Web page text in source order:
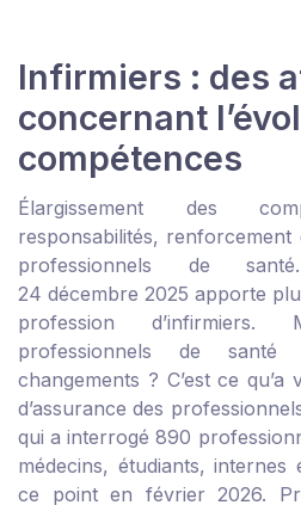
Infirmiers : des
concernant
compétences
Élargissement des
responsabilités,
professionnels de
24 décembre 2025 apporte
profession
professionnels de
changements ? C’est ce
d’assurance des
qui a interrogé 890
médecins, étudiants,
ce point en février 2026.